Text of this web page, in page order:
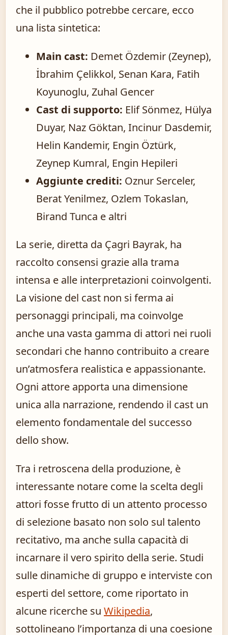
che il pubblico potrebbe cercare, ecco
una lista sintetica:
Main cast: Demet Özdemir (Zeynep),
İbrahim Çelikkol, Senan Kara, Fatih
Koyunoglu, Zuhal Gencer
Cast di supporto: Elif Sönmez, Hülya
Duyar, Naz Göktan, Incinur Dasdemir,
Helin Kandemir, Engin Öztürk,
Zeynep Kumral, Engin Hepileri
Aggiunte crediti: Oznur Serceler,
Berat Yenilmez, Ozlem Tokaslan,
Birand Tunca e altri
La serie, diretta da Çagri Bayrak, ha
raccolto consensi grazie alla trama
intensa e alle interpretazioni coinvolgenti.
La visione del cast non si ferma ai
personaggi principali, ma coinvolge
anche una vasta gamma di attori nei ruoli
secondari che hanno contribuito a creare
un’atmosfera realistica e appassionante.
Ogni attore apporta una dimensione
unica alla narrazione, rendendo il cast un
elemento fondamentale del successo
dello show.
Tra i retroscena della produzione, è
interessante notare come la scelta degli
attori fosse frutto di un attento processo
di selezione basato non solo sul talento
recitativo, ma anche sulla capacità di
incarnare il vero spirito della serie. Studi
sulle dinamiche di gruppo e interviste con
esperti del settore, come riportato in
alcune ricerche su Wikipedia,
sottolineano l’importanza di una coesione